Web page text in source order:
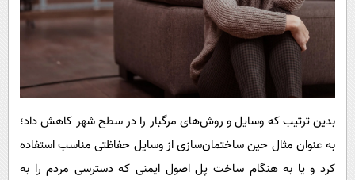
بدین ترتیب که وسایل و روش‌های مرگبار را در سطح شهر کاهش داد؛
به‌ عنوان مثال حین ساختمان‌سازی از وسایل حفاظتی مناسب استفاده
کرد و یا به‌ هنگام ساخت پل اصول ایمنی که دسترسی مردم را به